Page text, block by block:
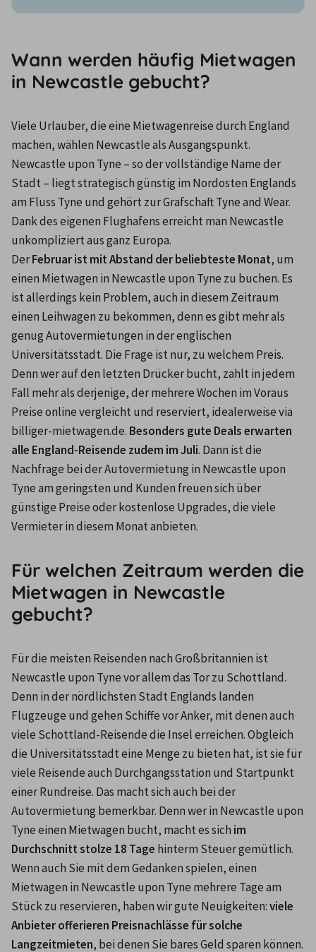
Wann werden häufig Mietwagen
in Newcastle gebucht?
Viele Urlauber, die eine Mietwagenreise durch England
machen, wählen Newcastle als Ausgangspunkt.
Newcastle upon Tyne – so der vollständige Name der
Stadt – liegt strategisch günstig im Nordosten Englands
am Fluss Tyne und gehört zur Grafschaft Tyne and Wear.
Dank des eigenen Flughafens erreicht man Newcastle
unkompliziert aus ganz Europa.
Der Februar ist mit Abstand der beliebteste Monat, um
einen Mietwagen in Newcastle upon Tyne zu buchen. Es
ist allerdings kein Problem, auch in diesem Zeitraum
einen Leihwagen zu bekommen, denn es gibt mehr als
genug Autovermietungen in der englischen
Universitätsstadt. Die Frage ist nur, zu welchem Preis.
Denn wer auf den letzten Drücker bucht, zahlt in jedem
Fall mehr als derjenige, der mehrere Wochen im Voraus
Preise online vergleicht und reserviert, idealerweise via
billiger-mietwagen.de. Besonders gute Deals erwarten
alle England-Reisende zudem im Juli. Dann ist die
Nachfrage bei der Autovermietung in Newcastle upon
Tyne am geringsten und Kunden freuen sich über
günstige Preise oder kostenlose Upgrades, die viele
Vermieter in diesem Monat anbieten.
Für welchen Zeitraum werden die
Mietwagen in Newcastle
gebucht?
Für die meisten Reisenden nach Großbritannien ist
Newcastle upon Tyne vor allem das Tor zu Schottland.
Denn in der nördlichsten Stadt Englands landen
Flugzeuge und gehen Schiffe vor Anker, mit denen auch
viele Schottland-Reisende die Insel erreichen. Obgleich
die Universitätsstadt eine Menge zu bieten hat, ist sie für
viele Reisende auch Durchgangsstation und Startpunkt
einer Rundreise. Das macht sich auch bei der
Autovermietung bemerkbar. Denn wer in Newcastle upon
Tyne einen Mietwagen bucht, macht es sich im
Durchschnitt stolze 18 Tage hinterm Steuer gemütlich.
Wenn auch Sie mit dem Gedanken spielen, einen
Mietwagen in Newcastle upon Tyne mehrere Tage am
Stück zu reservieren, haben wir gute Neuigkeiten: viele
Anbieter offerieren Preisnachlässe für solche
Langzeitmieten, bei denen Sie bares Geld sparen können.